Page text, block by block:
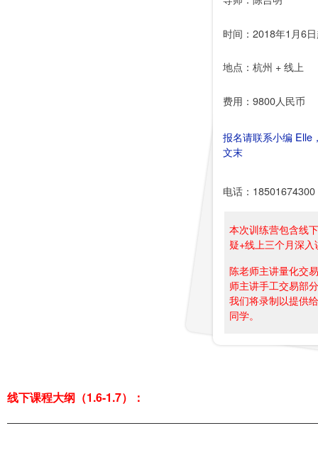
时间：2018年1月6
地点：杭州 + 线上
费用：9800人民币
报名请联系小编 Elle
文末
电话：18501674300
本次训练营包含线
疑+线上三个月深入
陈老师主讲量化交
师主讲手工交易部
我们将录制以提供
同学。
线下课程大纲（1.6-1.7）：